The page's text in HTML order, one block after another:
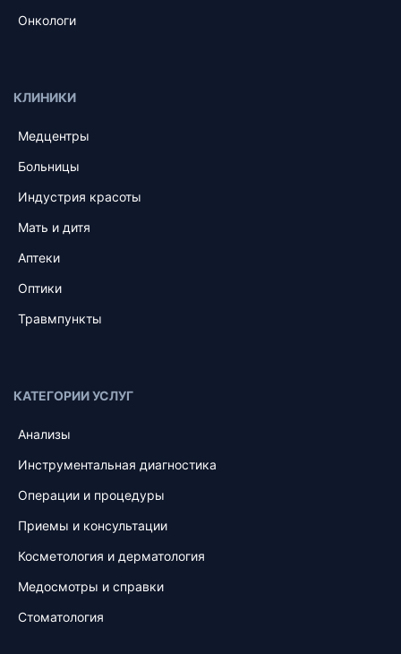
Онкологи
КЛИНИКИ
Медцентры
Больницы
Индустрия красоты
Мать и дитя
Аптеки
Оптики
Травмпункты
КАТЕГОРИИ УСЛУГ
Анализы
Инструментальная диагностика
Операции и процедуры
Приемы и консультации
Косметология и дерматология
Медосмотры и справки
Стоматология